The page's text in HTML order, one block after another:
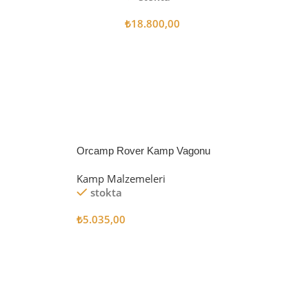
₺18.800,00
Orcamp Rover Kamp Vagonu
Kamp Malzemeleri
stokta
₺5.035,00